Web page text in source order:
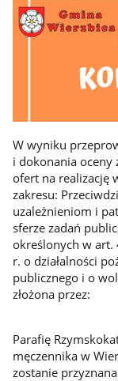
W wyniku
i dokonania oceny
ofert na realizację
zakresu:
uzależnieniom i
sferze zadań
określonych w art.
r. o działalności
publicznego i o
złożona przez:
Parafię
męczennika w
zostanie